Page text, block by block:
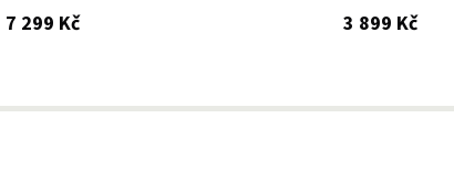
7 299 Kčs DPH 3 899 Kčs DPH